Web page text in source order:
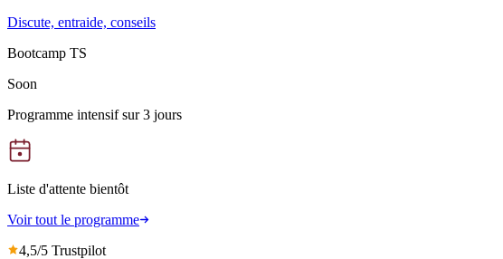
Discute, entraide, conseils
Bootcamp TS
Soon
Programme intensif sur 3 jours
Liste d'attente bientôt
Voir tout le programme
4,5/5 Trustpilot